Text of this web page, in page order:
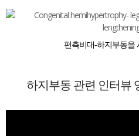
편측비대-하지부동을
하지부동 관련 인터뷰